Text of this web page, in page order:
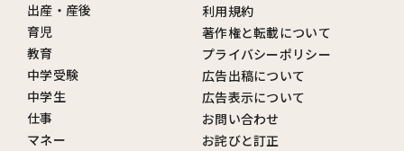
出産・産後
育児
教育
中学受験
中学生
仕事
マネー
利用規約
著作権と転載について
プライバシーポリシー
広告出稿について
広告表示について
お問い合わせ
お詫びと訂正